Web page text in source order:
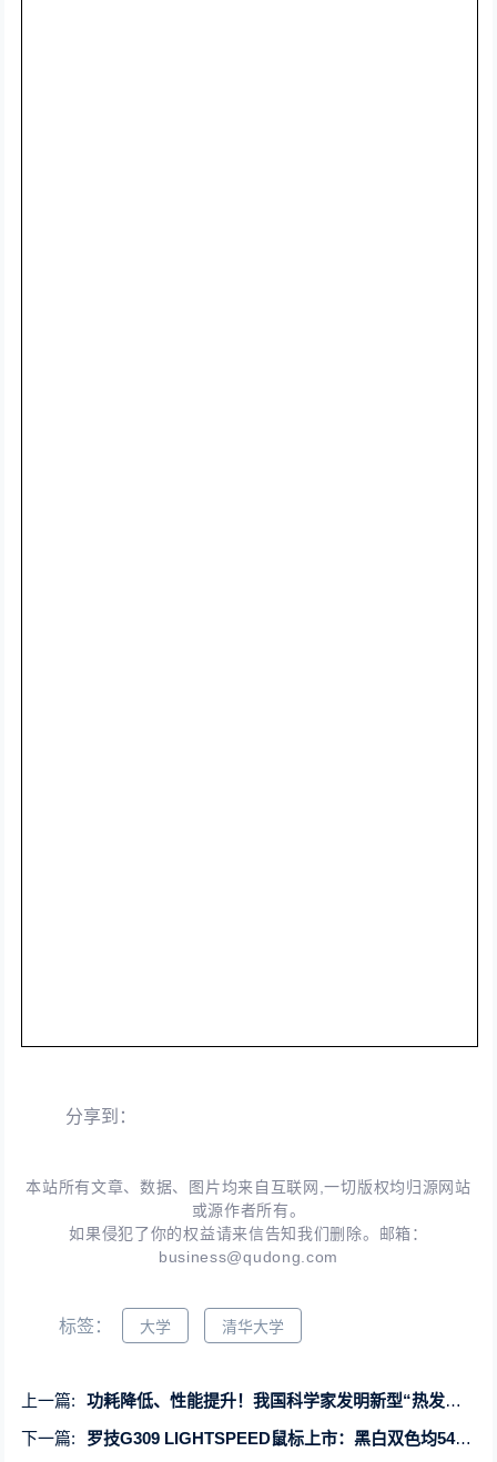
分享到：
本站所有文章、数据、图片均来自互联网,一切版权均归源网站
或源作者所有。
如果侵犯了你的权益请来信告知我们删除。邮箱：
business@qudong.com
标签： 大学 清华大学
上一篇:
功耗降低、性能提升！我国科学家发明新型“热发射极”晶体管
下一篇:
罗技G309 LIGHTSPEED鼠标上市：黑白双色均549元、双模无线连接